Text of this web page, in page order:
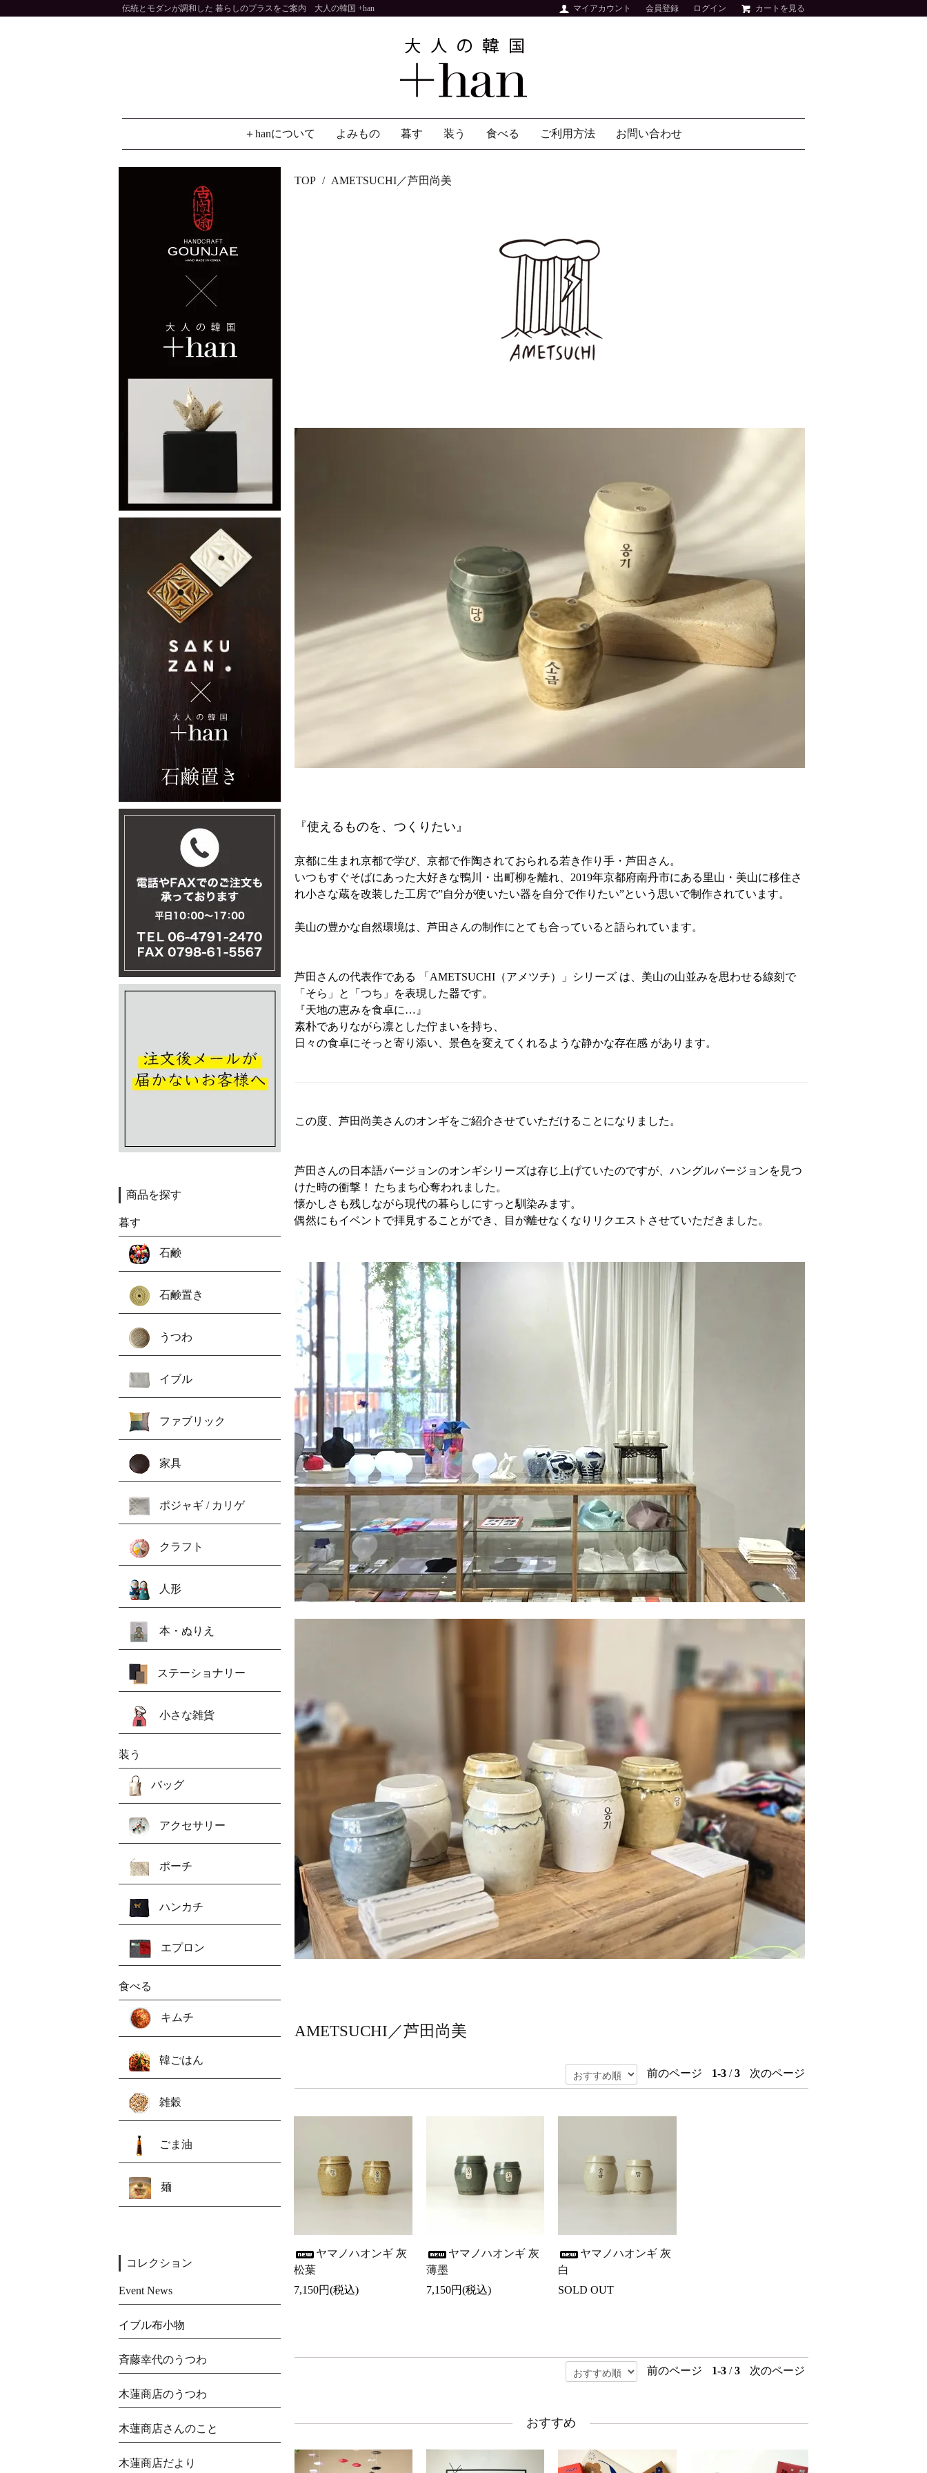
伝統とモダンが調和した 暮らしのプラスをご案内 大人の韓国 +han マイアカウント 会員登録 ログイン カートを見る
＋hanについて よみもの 暮す 装う 食べる ご利用方法 お問い合わせ
TOP AMETSUCHI／芦田尚美
『使えるものを、つくりたい』
京都に生まれ京都で学び、京都で作陶されておられる若き作り手・芦田さん。
いつもすぐそばにあった大好きな鴨川・出町柳を離れ、2019年京都府南丹市にある里山・美山に移住さ
れ小さな蔵を改装した工房で”自分が使いたい器を自分で作りたい”という思いで制作されています。
美山の豊かな自然環境は、芦田さんの制作にとても合っていると語られています。
芦田さんの代表作である 「AMETSUCHI（アメツチ）」シリーズ は、美山の山並みを思わせる線刻で
「そら」と「つち」を表現した器です。
『天地の恵みを食卓に…』
素朴でありながら凛とした佇まいを持ち、
日々の食卓にそっと寄り添い、景色を変えてくれるような静かな存在感 があります。
この度、芦田尚美さんのオンギをご紹介させていただけることになりました。
芦田さんの日本語バージョンのオンギシリーズは存じ上げていたのですが、ハングルバージョンを見つ
けた時の衝撃！ たちまち心奪われました。
懐かしさも残しながら現代の暮らしにすっと馴染みます。
偶然にもイベントで拝見することができ、目が離せなくなりリクエストさせていただきました。
AMETSUCHI／芦田尚美
前のページ 1-3 /3 次のページ
ヤマノハオンギ 灰
松葉
7,150円(税込)
ヤマノハオンギ 灰
薄墨
7,150円(税込)
ヤマノハオンギ 灰
白
SOLD OUT
前のページ 1-3 /3 次のページ
おすすめ
商品を探す
暮す
石鹸
石鹸置き
うつわ
イブル
ファブリック
家具
ポジャギ / カリゲ
クラフト
人形
本・ぬりえ
ステーショナリー
小さな雑貨
装う
バッグ
アクセサリー
ポーチ
ハンカチ
エプロン
食べる
キムチ
韓ごはん
雑穀
ごま油
麺
コレクション
Event News
イブル布小物
斉藤幸代のうつわ
木蓮商店のうつわ
木蓮商店さんのこと
木蓮商店だより